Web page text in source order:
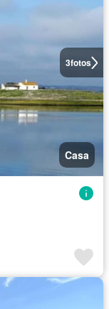
3fotos
Casa